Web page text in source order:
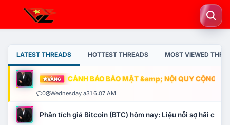
LATEST THREADS HOTTEST THREADS MOST VIEWED
VÀNG CẢNH BÁO BẢO MẬT &amp; NỘI QUY CỘNG
0 Wednesday a31 6:07 AM
Phân tích giá Bitcoin (BTC) hôm nay: Liệu nỗi sợ hãi có